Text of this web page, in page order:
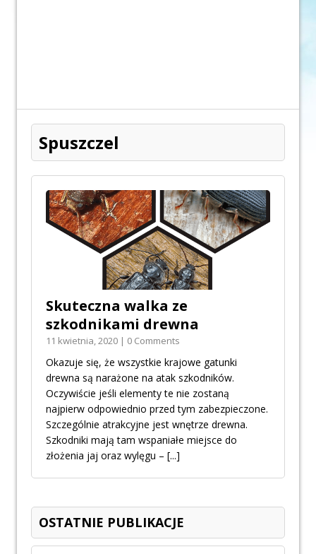
Spuszczel
Skuteczna walka ze
szkodnikami drewna
11 kwietnia, 2020 | 0 Comments
Okazuje się, że wszystkie krajowe gatunki
drewna są narażone na atak szkodników.
Oczywiście jeśli elementy te nie zostaną
najpierw odpowiednio przed tym zabezpieczone.
Szczególnie atrakcyjne jest wnętrze drewna.
Szkodniki mają tam wspaniałe miejsce do
złożenia jaj oraz wylęgu – [...]
OSTATNIE PUBLIKACJE